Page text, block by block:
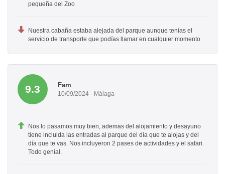
pequeña del Zoo
Nuestra cabaña estaba alejada del parque aunque tenías el
servicio de transporte que podías llamar en cualquier momento
9.3 Fam
10/09/2024 - Málaga
Nos lo pasamos muy bien, ademas del alojamiento y desayuno
tiene incluida las entradas al parque del día que te alojas y del
día que te vas. Nos incluyeron 2 pases de actividades y el safari.
Todo genial.